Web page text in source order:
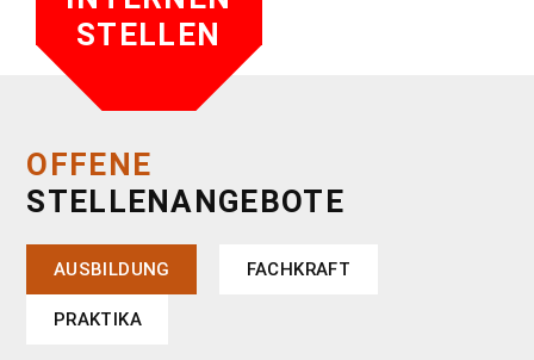
STELLEN
OFFENE
STELLENANGEBOTE
AUSBILDUNG FACHKRAFT
PRAKTIKA